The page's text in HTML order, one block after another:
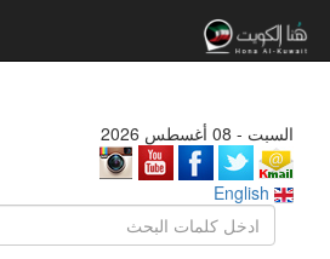
السبت - 08 أغسطس 2026